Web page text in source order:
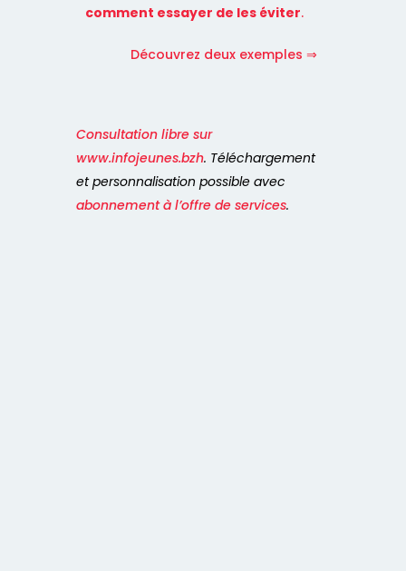
comment essayer de les éviter.
Découvrez deux exemples ⇒
Consultation libre sur
www.infojeunes.bzh. Téléchargement
et personnalisation possible avec
abonnement à l’offre de services.